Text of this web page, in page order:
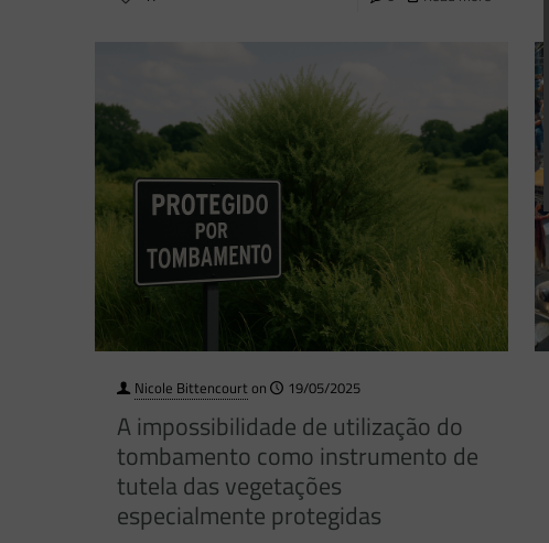
Nicole Bittencourton 19/05/2025
A impossibilidade de utilização do
tombamento como instrumento de
tutela das vegetações
especialmente protegidas